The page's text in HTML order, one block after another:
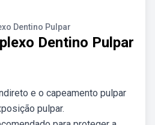
Dentino Pulpar
Dentino Pulpar
e o capeamento pulpar
pulpar.